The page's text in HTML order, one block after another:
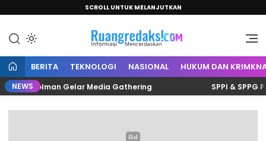
SCROLL UNTUK MELANJUTKAN
Ruang Redaksi
Informasi Mencerdaskan
BERITA TEKNOLOGI NASIONAL HUKUM DAN
NEWS
Polman Gelar Media Gathering SPPI & SPPG